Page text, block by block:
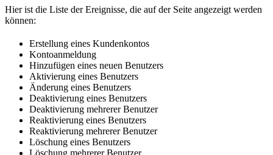
Hier ist die Liste der Ereignisse, die auf der Seite angezeigt werden
können:
Erstellung eines Kundenkontos
Kontoanmeldung
Hinzufügen eines neuen Benutzers
Aktivierung eines Benutzers
Änderung eines Benutzers
Deaktivierung eines Benutzers
Deaktivierung mehrerer Benutzer
Reaktivierung eines Benutzers
Reaktivierung mehrerer Benutzer
Löschung eines Benutzers
Löschung mehrerer Benutzer